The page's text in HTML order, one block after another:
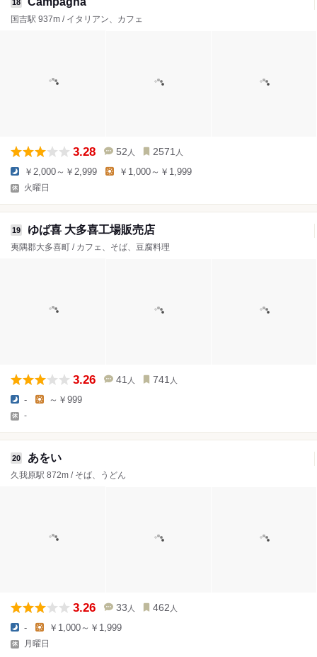
18
国吉駅 937m / イタリアン、カフェ
3.28 52 人 2571 人
￥2,000～￥2,999 ￥1,000～￥1,999
火曜日
19 ゆば喜 大多喜工場販売店
夷隅郡大多喜町 / カフェ、そば、豆腐料理
3.26 41 人 741 人
- ～￥999
-
20 あをい
久我原駅 872m / そば、うどん
3.26 33 人 462 人
- ￥1,000～￥1,999
月曜日